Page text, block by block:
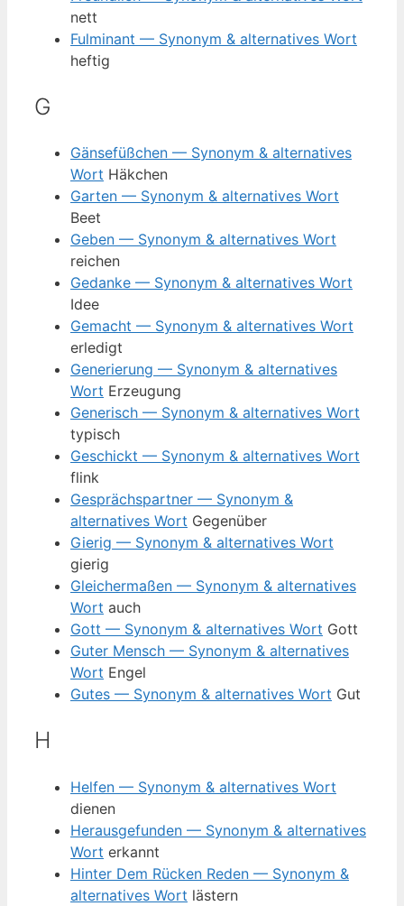
nett
Fulminant — Synonym & alternatives Wort
heftig
G
Gänsefüßchen — Synonym & alternatives
Wort Häkchen
Garten — Synonym & alternatives Wort
Beet
Geben — Synonym & alternatives Wort
reichen
Gedanke — Synonym & alternatives Wort
Idee
Gemacht — Synonym & alternatives Wort
erledigt
Generierung — Synonym & alternatives
Wort Erzeugung
Generisch — Synonym & alternatives Wort
typisch
Geschickt — Synonym & alternatives Wort
flink
Gesprächspartner — Synonym &
alternatives Wort Gegenüber
Gierig — Synonym & alternatives Wort
gierig
Gleichermaßen — Synonym & alternatives
Wort auch
Gott — Synonym & alternatives Wort Gott
Guter Mensch — Synonym & alternatives
Wort Engel
Gutes — Synonym & alternatives Wort Gut
H
Helfen — Synonym & alternatives Wort
dienen
Herausgefunden — Synonym & alternatives
Wort erkannt
Hinter Dem Rücken Reden — Synonym &
alternatives Wort lästern